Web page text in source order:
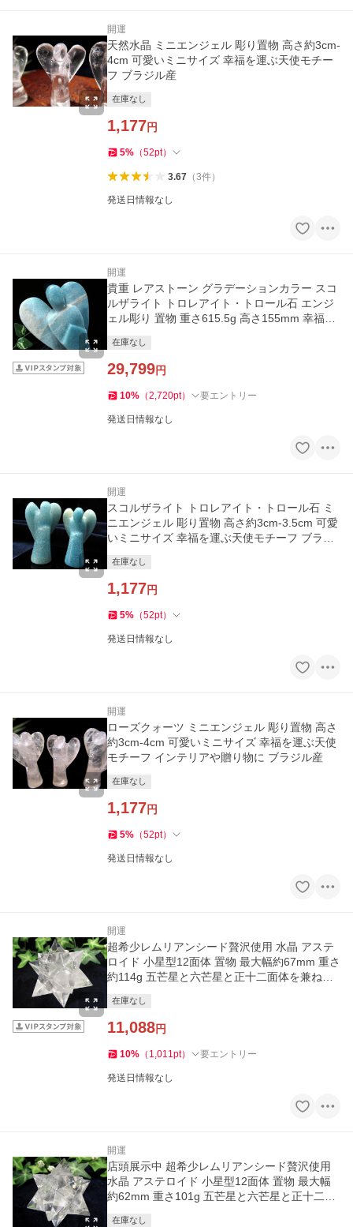
開運
天然水晶 ミニエンジェル 彫り置物 高さ約3cm-
4cm 可愛いミニサイズ 幸福を運ぶ天使モチー
フ ブラジル産
在庫なし
1,177円
5% （52pt）
3.67（3件）
発送日情報なし
開運
貴重 レアストーン グラデーションカラー スコ
ルザライト トロレアイト・トロール石 エンジ
ェル彫り 置物 重さ615.5g 高さ155mm 幸福を
在庫なし
29,799円
10% （2,720pt） 要エントリー
発送日情報なし
開運
スコルザライト トロレアイト・トロール石 ミ
ニエンジェル 彫り置物 高さ約3cm-3.5cm 可愛
いミニサイズ 幸福を運ぶ天使モチーフ ブラジ
在庫なし
1,177円
5% （52pt）
発送日情報なし
開運
ローズクォーツ ミニエンジェル 彫り置物 高さ
約3cm-4cm 可愛いミニサイズ 幸福を運ぶ天使
モチーフ インテリアや贈り物に ブラジル産
在庫なし
1,177円
5% （52pt）
発送日情報なし
開運
超希少レムリアンシード贅沢使用 水晶 アステ
ロイド 小星型12面体 置物 最大幅約67mm 重さ
約114g 五芒星と六芒星と正十二面体を兼ね備
在庫なし
11,088円
10% （ 1,011pt） 要エントリー
発送日情報なし
開運
店頭展示中 超希少レムリアンシード贅沢使用
水晶 アステロイド 小星型12面体 置物 最大幅
約62mm 重さ101g 五芒星と六芒星と正十二面
在庫なし